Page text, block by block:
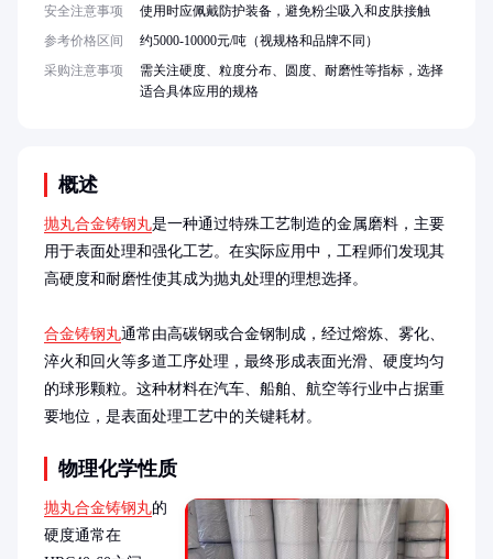
概述
抛丸合金铸钢丸是一种通过特殊工艺制造的金属磨料，主要
用于表面处理和强化工艺。在实际应用中，工程师们发现其
高硬度和耐磨性使其成为抛丸处理的理想选择。
合金铸钢丸通常由高碳钢或合金钢制成，经过熔炼、雾化、
淬火和回火等多道工序处理，最终形成表面光滑、硬度均匀
的球形颗粒。这种材料在汽车、船舶、航空等行业中占据重
要地位，是表面处理工艺中的关键耗材。
物理化学性质
抛丸合金铸钢丸的
硬度通常在
安全注意事项
使用时应佩戴防护装备，避免粉尘吸入和皮肤接触
参考价格区间
约5000-10000元/吨（视规格和品牌不同）
采购注意事项
需关注硬度、粒度分布、圆度、耐磨性等指标，选择
适合具体应用的规格